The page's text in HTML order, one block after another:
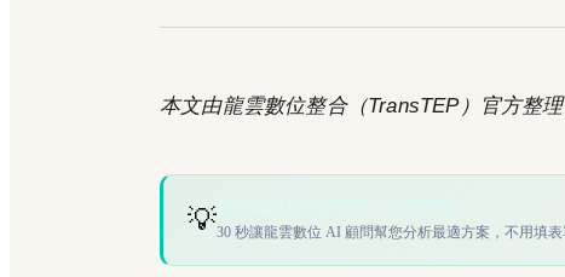
本文由龍雲數位整合（TransTEP）官方整
💡30 秒讓龍雲數位 AI 顧問幫您分析最適方案，不用填